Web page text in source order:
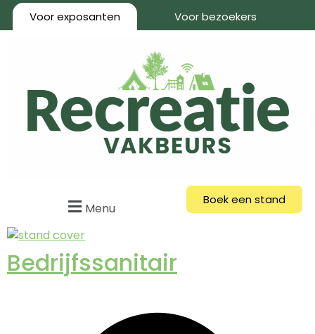
Voor exposanten Voor bezoekers
Menu
Boek een stand
Bedrijfssanitair